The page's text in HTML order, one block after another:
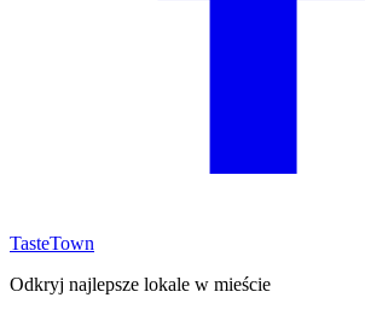
TasteTown
Odkryj najlepsze lokale w mieście